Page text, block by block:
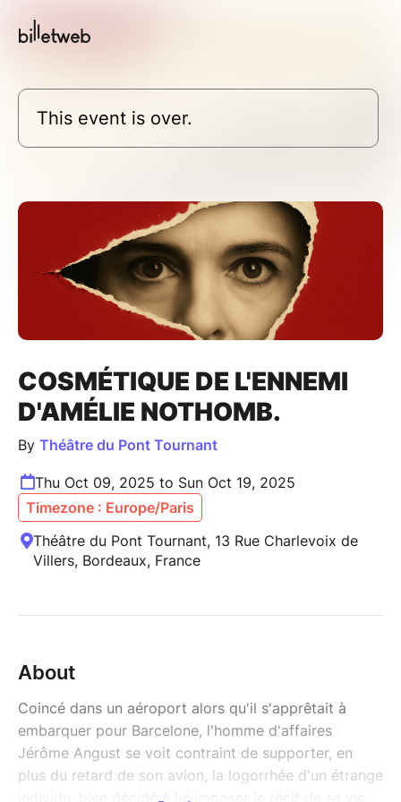
This event is over.
COSMÉTIQUE DE L'ENNEMI
D'AMÉLIE NOTHOMB.
By Théâtre du Pont Tournant
Thu Oct 09, 2025 to Sun Oct 19, 2025
Timezone : Europe/Paris
Théâtre du Pont Tournant, 13 Rue Charlevoix de
Villers, Bordeaux, France
About
Coincé dans un aéroport alors qu'il s'apprêtait à
embarquer pour Barcelone, l'homme d'affaires
Jérôme Angust se voit contraint de supporter, en
plus du retard de son avion, la logorrhée d'un étrange
individu, bien décidé à lui imposer le récit de sa vie.